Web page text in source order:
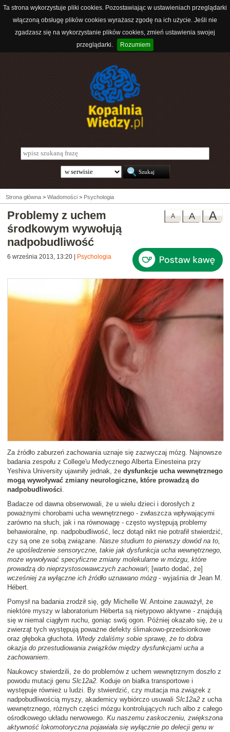
Ta strona wykorzystuje pliki cookies. Pozostawiając w ustawieniach przeglądarki
włączoną obsługę plików cookies wyrażasz zgodę na ich użycie. Jeśli nie
zgadzasz się na wykorzystanie plików cookies, zmień ustawienia swojej
przeglądarki.
Rozumiem
Strona główna > Wiadomości > Psychologia
A
A
A
Problemy z uchem
środkowym wywołują
nadpobudliwość
6 września 2013, 13:20 Psychologia
Za źródło zaburzeń zachowania uznaje się zazwyczaj mózg. Najnowsze
badania zespołu z College'u Medycznego Alberta Einesteina przy
Yeshiva University ujawniły jednak, że dysfunkcje ucha wewnętrznego
mogą wywoływać zmiany neurologiczne, które prowadzą do
nadpobudliwości.
Badacze od dawna obserwowali, że u wielu dzieci i dorosłych z
poważnymi chorobami ucha wewnętrznego - zwłaszcza wpływającymi
zarówno na słuch, jak i na równowagę - często występują problemy
behawioralne, np. nadpobudliwość, lecz dotąd nikt nie potrafił stwierdzić,
czy są one ze sobą związane. Nasze studium to pierwszy dowód na to,
że upośledzenie sensoryczne, takie jak dysfunkcja ucha wewnętrznego,
może wywoływać specyficzne zmiany molekularne w mózgu, które
prowadzą do nieprzystosowawczych zachowań; [warto dodać, że]
wcześniej za wyłączne ich źródło uznawano mózg - wyjaśnia dr Jean M.
Hébert.
Pomysł na badania zrodził się, gdy Michelle W. Antoine zauważył, że
niektóre myszy w laboratorium Héberta są nietypowo aktywne - znajdują
się w niemal ciągłym ruchu, goniąc swój ogon. Później okazało się, że u
zwierząt tych występują poważne defekty ślimakowo-przedsionkowe
oraz głęboka głuchota. Wtedy zdaliśmy sobie sprawę, że to dobra
okazja do przestudiowania związków między dysfunkcjami ucha a
zachowaniem.
Naukowcy stwierdzili, że do problemów z uchem wewnętrznym doszło z
powodu mutacji genu Slc12a2. Koduje on białka transportowe i
występuje również u ludzi. By stwierdzić, czy mutacja ma związek z
nadpobudliwością myszy, akademicy wybiórczo usuwali Slc12a2 z ucha
wewnętrznego, różnych części mózgu kontrolujących ruch albo z całego
ośrodkowego układu nerwowego. Ku naszemu zaskoczeniu, zwiększona
aktywność lokomotoryczna pojawiała się wyłącznie po delecji genu w